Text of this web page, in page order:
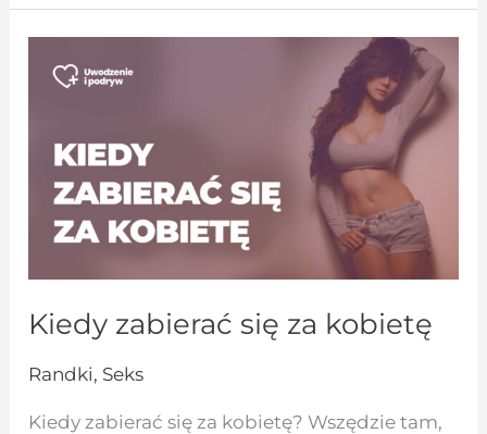
Kiedy zabierać się za kobietę
Randki, Seks
Kiedy zabierać się za kobietę? Wszędzie tam,
Kiedy
się
za